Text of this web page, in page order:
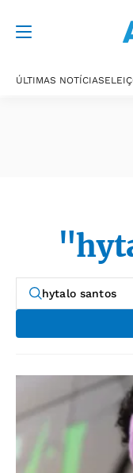
ÚLTIMAS NOTÍCIAS